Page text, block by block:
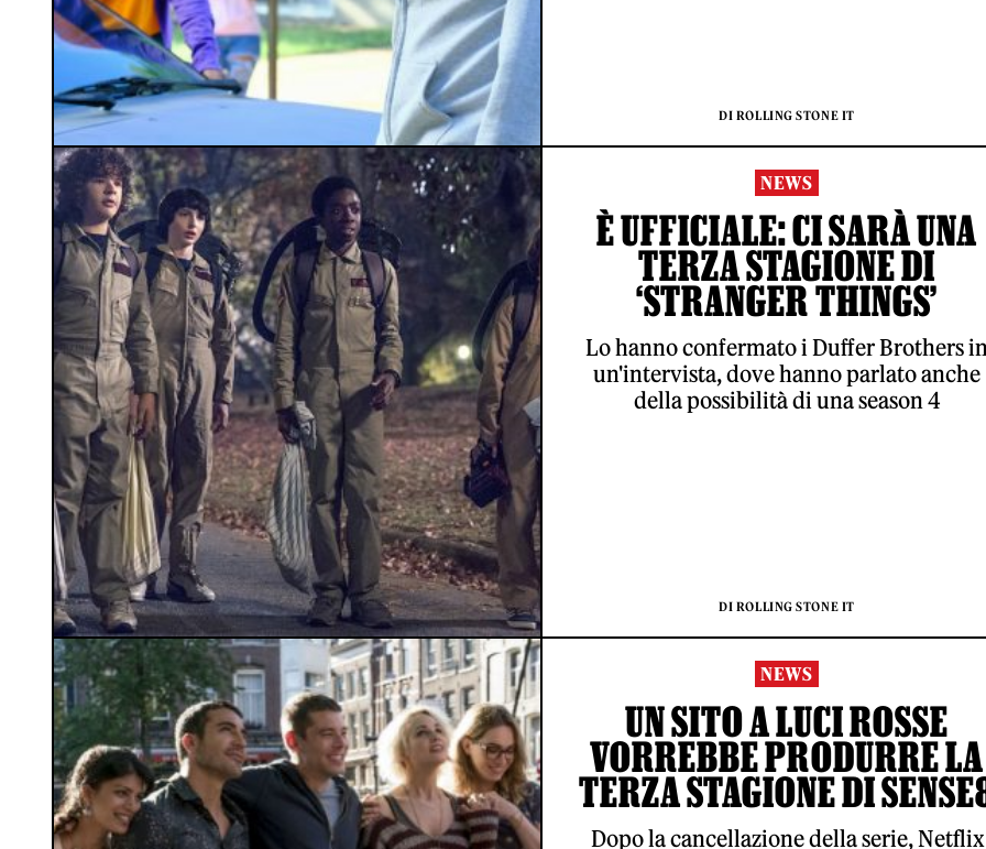
DI ROLLING STONE IT
NEWS
È UFFICIALE: CI SARÀ UNA
TERZA STAGIONE DI
‘STRANGER THINGS’
Lo hanno confermato i Duffer Brothers
un'intervista, dove hanno parlato anche
della possibilità di una season 4
DI ROLLING STONE IT
NEWS
UN SITO A LUCI ROSSE
VORREBBE PRODURRE LA
TERZA STAGIONE DI
Dopo la cancellazione della serie, Netflix